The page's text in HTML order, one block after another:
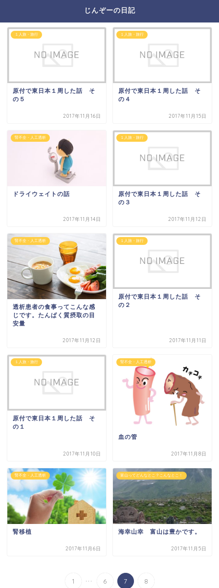
じんぞーの日記
１人旅・旅行
原付で東日本１周した話 そ
の５
2017年11月16日
１人旅・旅行
原付で東日本１周した話 そ
の４
2017年11月15日
腎不全・人工透析
ドライウェイトの話
2017年11月14日
１人旅・旅行
原付で東日本１周した話 そ
の３
2017年11月12日
腎不全・人工透析
透析患者の食事ってこんな感
じです。たんぱく質摂取の目
安量
2017年11月12日
１人旅・旅行
原付で東日本１周した話 そ
の２
2017年11月11日
１人旅・旅行
原付で東日本１周した話 そ
の１
2017年11月10日
腎不全・人工透析
血の管
2017年11月8日
腎不全・人工透析
腎移植
2017年11月6日
富山ってどんなとこ？こんなとこ！
海幸山幸 富山は豊かです。
2017年11月5日
1 ... 6 7 8